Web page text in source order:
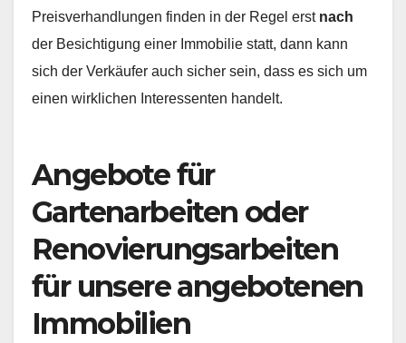
Preisverhandlungen finden in der Regel erst nach
der Besichtigung einer Immobilie statt, dann kann
sich der Verkäufer auch sicher sein, dass es sich um
einen wirklichen Interessenten handelt.
Angebote für
Gartenarbeiten oder
Renovierungsarbeiten
für unsere angebotenen
Immobilien